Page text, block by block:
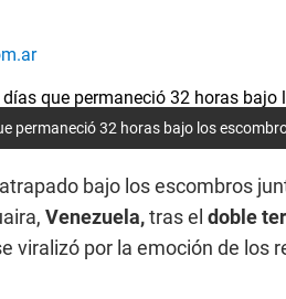
permaneció 32 horas bajo los
bajo los escombros
Venezuela,tras el doble
viralizó por la emoción de los